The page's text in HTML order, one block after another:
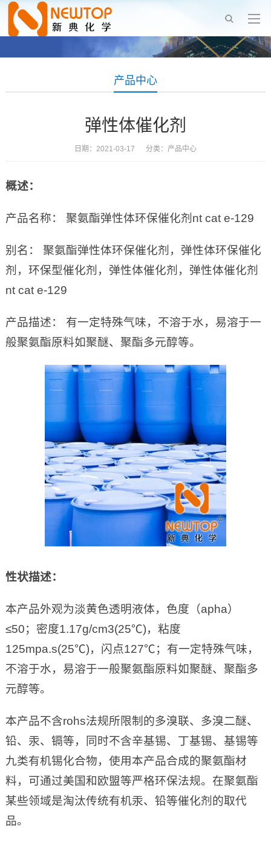
产品中心
弹性体催化剂
日期：2021-03-17 分类： 产品中心
概述：
产品名称： 聚氨酯弹性体环保催化剂nt cat e-129
别名： 聚氨酯弹性体环保催化剂，弹性体环保催化
剂，环保型催化剂，弹性体催化剂，弹性体催化剂
nt cat e-129
产品描述： 有一定特殊气味，不溶于水，易溶于一
般聚氨酯原料如聚醚、聚酯多元醇等。
性状描述：
本产品外观为淡黄色透明液体，色度（apha）
≤50；密度1.17g/cm3(25℃)，粘度
125mpa.s(25℃)，闪点127℃；有一定特殊气味，
不溶于水，易溶于一般聚氨酯原料如聚醚、聚酯多
元醇等。
本产品不含rohs法规所限制的多溴联、多溴二醚、
铅、汞、镉等，同时不含辛基锡、丁基锡、基锡等
九类有机锡化合物，使用本产品合成的聚氨酯材
料，可通过美国和欧盟等严格环保法规。在聚氨酯
某些领域是淘汰传统有机汞、铅等催化剂的取代
品。